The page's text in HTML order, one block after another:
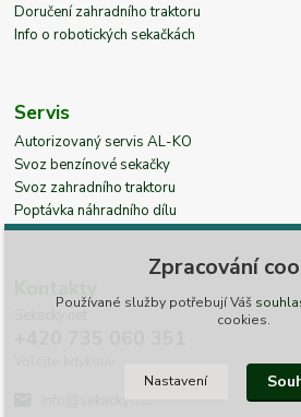
Doručení zahradního traktoru
Info o robotických sekačkách
Servis
Autorizovaný servis AL-KO
Svoz benzínové sekačky
Svoz zahradního traktoru
Poptávka náhradního dílu
info@sekacky.net
Zpracování
Používané služby potřebují Váš
cookies.
Nastavení